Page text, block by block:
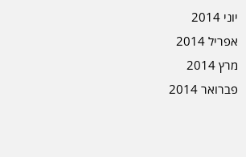
יוני 2014
אפריל 2014
מרץ 2014
פברואר 2014